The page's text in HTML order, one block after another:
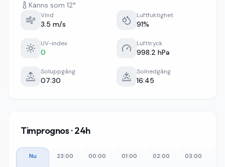
Känns som 12°
Vind
3.5 m/s
Luftfuktighet
91%
UV-index
0
Lufttryck
998.2 hPa
Soluppgång
07:30
Solnedgång
16:45
Timprognos · 24h
Nu 23:00 00:00 01:00 02:00 03:00